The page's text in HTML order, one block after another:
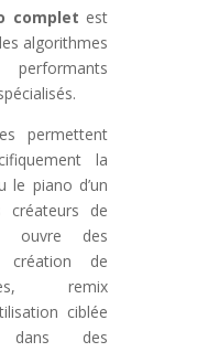
complet est
algorithmes
permettent
la
le piano d’un
créateurs de
ouvre des
création de
remix
ciblée
dans des